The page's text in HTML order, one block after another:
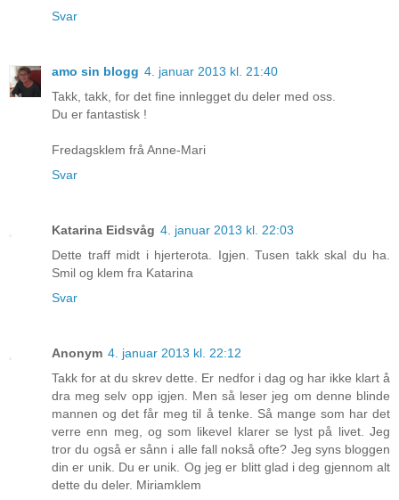
Svar
amo sin blogg 4. januar 2013 kl. 21:40
Takk, takk, for det fine innlegget du deler med oss.
Du er fantastisk !
Fredagsklem frå Anne-Mari
Svar
Katarina Eidsvåg 4. januar 2013 kl. 22:03
Dette traff midt i hjerterota. Igjen. Tusen takk skal du ha.
Smil og klem fra Katarina
Svar
Anonym 4. januar 2013 kl. 22:12
Takk for at du skrev dette. Er nedfor i dag og har ikke klart å
dra meg selv opp igjen. Men så leser jeg om denne blinde
mannen og det får meg til å tenke. Så mange som har det
verre enn meg, og som likevel klarer se lyst på livet. Jeg
tror du også er sånn i alle fall nokså ofte? Jeg syns bloggen
din er unik. Du er unik. Og jeg er blitt glad i deg gjennom alt
dette du deler. Miriamklem